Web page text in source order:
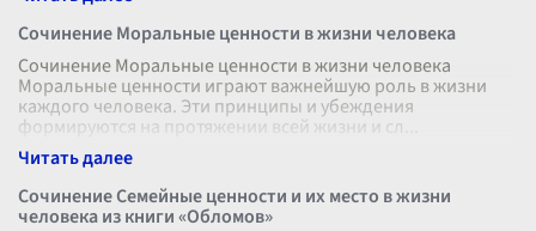
Сочинение Моральные ценности в жизни человека
Сочинение Моральные ценности в жизни человека
Моральные ценности играют важнейшую роль в жизни
каждого человека. Эти принципы и убеждения
формируются на протяжении всей жизни и сл
Сочинение Семейные ценности и их место в жизни
человека из книги «Обломов»